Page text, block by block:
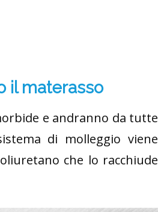
il materasso
e andranno da tutte
di molleggio viene
che lo racchiude